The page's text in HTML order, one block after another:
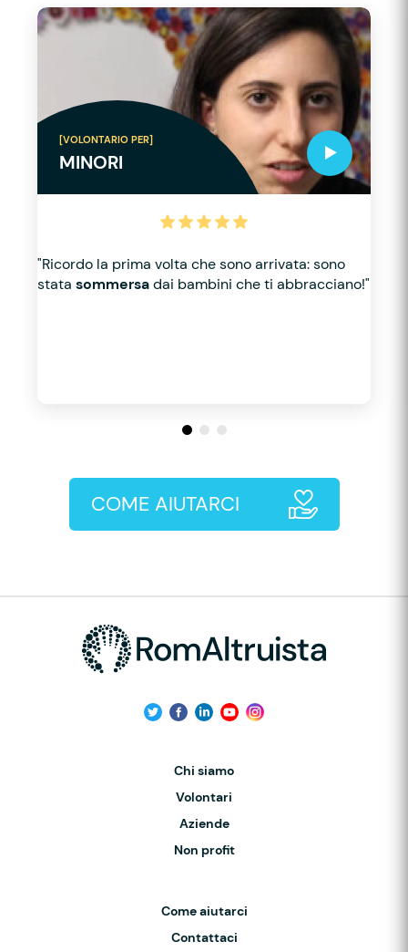
[VOLONTARIO PER]
MINORI
"Ricordo la prima volta che sono arrivata: sono
stata sommersadai bambini che ti abbracciano!"
COME AIUTARCI
Chi siamo
Volontari
Aziende
Non profit
Come aiutarci
Contattaci